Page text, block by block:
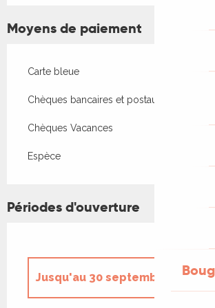
Moyens de paiement
Carte bleue
Chèques bancaires et postaux
Chèques Vacances
Espèce
Périodes d'ouverture
Jusqu'au 30 septembre 2026